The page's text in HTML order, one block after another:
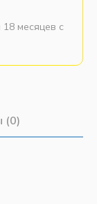
месяцев с
(0)